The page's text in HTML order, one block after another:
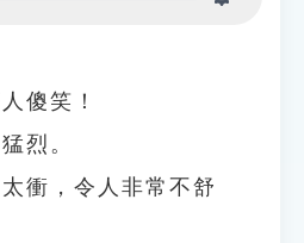
傻笑！
烈。
太衝，令人非常不舒